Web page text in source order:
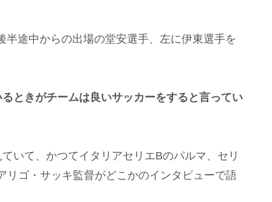
途中からの出場の堂安選手、左に伊東選手を
ときがチームは良いサッカーをすると言ってい
いて、かつてイタリアセリエBのパルマ、セリ
ゴ・サッキ監督がどこかのインタビューで語